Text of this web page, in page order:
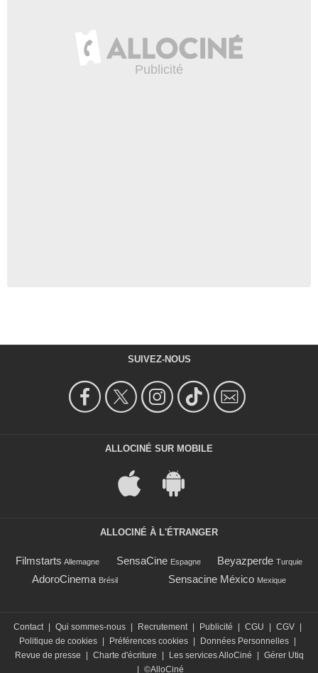
SUIVEZ-NOUS
ALLOCINÉ SUR MOBILE
ALLOCINÉ À L'ÉTRANGER
Filmstarts Allemagne SensaCine Espagne Beyazperde Turquie
AdoroCinema Brésil Sensacine México Mexique
Contact Qui sommes-nous Recrutement Publicité CGU CGV
Politique de cookies
Préférences cookies Données Personnelles
Revue de presse
Charte d'écriture Les services AlloCiné
Gérer Utiq
©AlloCiné